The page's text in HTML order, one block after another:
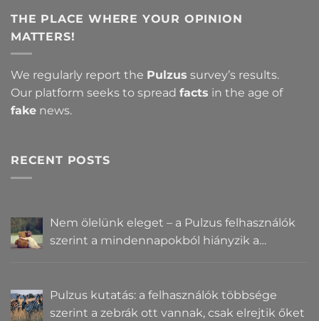
THE PLACE WHERE YOUR OPINION
MATTERS!
We regularly report the Pulzus survey’s results.
Our platform seeks to spread facts in the age of
fake news.
RECENT POSTS
Nem ölelünk eleget – a Pulzus felhasználók
szerint a mindennapokból hiányzik a
Pulzus kutatás: a felhasználók többsége
szerint a zebrák ott vannak, csak elrejtik őket